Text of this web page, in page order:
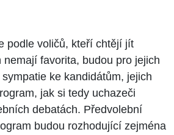
podle voličů, kteří chtějí jít
nemají favorita, budou pro jejich
ke kandidátům, jejich
jak si tedy uchazeči
debatách. Předvolební
budou rozhodující zejména